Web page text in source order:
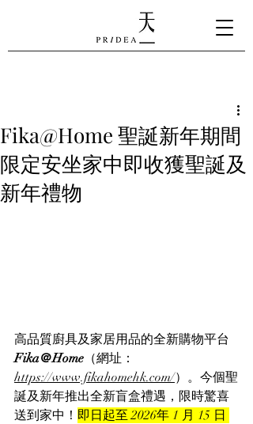
Fika@Home 聖誕新年期間
限定 安坐家中即收獲聖誕及
新年禮物
高品質廚具及家居用品的全新購物平台
Fika＠Home （網址：
https://www.fikahomehk.com/）。今個聖
誕及新年推出全新盲盒禮遇，限時驚喜
送到家中！ 即日起至 2026年 1 月 15 日